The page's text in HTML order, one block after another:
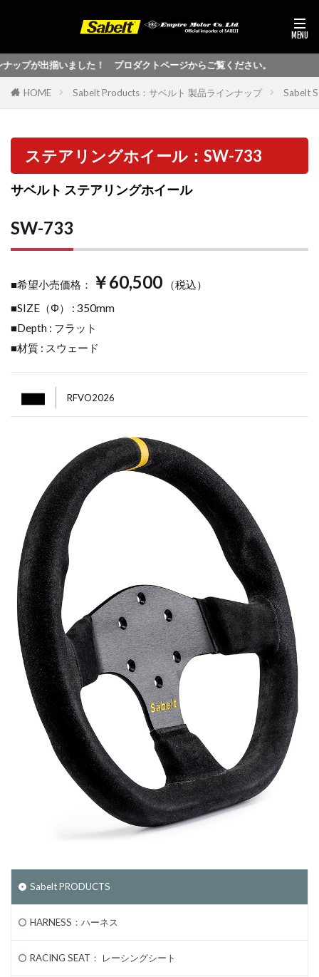
出揃いました！ プロダクトページからご覧ください。
HOME Sabelt Products：サベルト 製品ラインナップ Sabelt
ステアリングホイール：SW-733
サベルト ステアリングホイール
SW-733
■希望小売価格： ￥60,500 （税込）
■SIZE（Φ） : 350mm
■Depth : フラット
■材質 : スウェード
RFVO2026
Sabelt PRODUCTS
HARNESS：ハーネス
RACING SEAT： レーシングシート